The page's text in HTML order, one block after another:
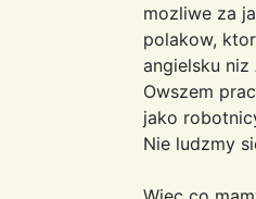
mozliwe za
polakow,
angielsku
Owszem
jako
Nie ludzmy